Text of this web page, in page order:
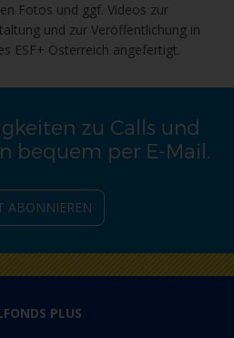
Fotos und ggf. Videos zur
und zur Veröffentlichung in
ESF+ Österreich angefertigt.
zu Calls und
bequem per E-Mail.
ABONNIEREN
PLUS